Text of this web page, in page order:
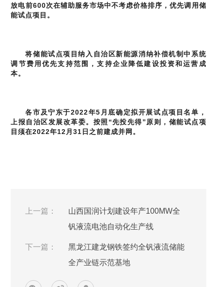
放电前600次在辅助服务市场中不考虑价格排序，优先调用储
能试点项目。
将储能试点项目纳入自治区新能源消纳补偿机制中系统
调节费用优先支持范围，支持企业降低建设投资和运营成
本。
各市及宁东于2022年5月底确定拟开展试点项目名单，
上报自治区发展改革委。按照“先投先得”原则，储能试点项
目须在2022年12月31日之前建成并网。
上一篇：
山西国润计划建设年产100MW全
钒液流电池自动化生产线
下一篇：
黑龙江建龙钢铁签约全钒液流储能
全产业链示范基地